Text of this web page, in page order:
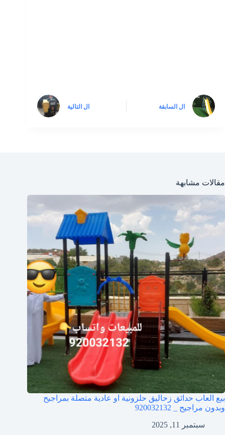
ال السابقة ال التالية
مقالات مشابهة
بيع العاب حدائق زحاليق حلزونية او عادية متصلة بمراجيح
وبدون مراجيح _ 920032132
سبتمبر 11, 2025